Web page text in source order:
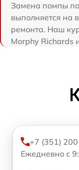
Замена помпы
выполняется на
ремонта. Наш
Morphy Richards
+7 (351)
Ежедневно с